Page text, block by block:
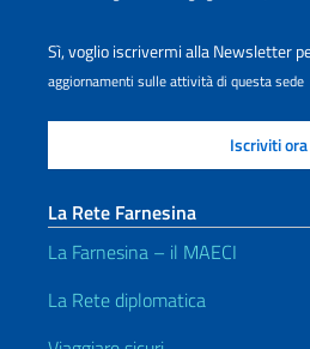
Sì, voglio iscrivermi alla Newsletter
aggiornamenti sulle attività di questa sede
La Rete Farnesina
La Farnesina – il MAECI
La Rete diplomatica